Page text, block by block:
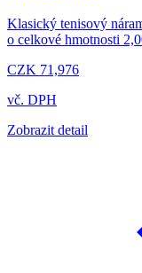
Klasický tenisový
o celkové hmotnosti
CZK 71,976
vč. DPH
Zobrazit detail